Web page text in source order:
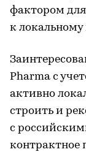
фактором
к локальному
Pharma с
активно
строить и
с
контрактное